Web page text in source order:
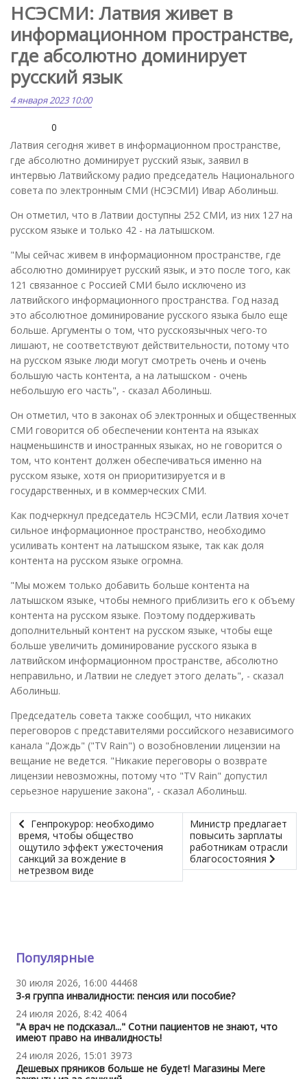
НСЭСМИ: Латвия живет в
информационном пространстве,
где абсолютно доминирует
русский язык
4 января 2023 10:00
0
Латвия сегодня живет в информационном пространстве,
где абсолютно доминирует русский язык, заявил в
интервью Латвийскому радио председатель Национального
совета по электронным СМИ (НСЭСМИ) Ивар Аболиньш.
Он отметил, что в Латвии доступны 252 СМИ, из них 127 на
русском языке и только 42 - на латышском.
"Мы сейчас живем в информационном пространстве, где
абсолютно доминирует русский язык, и это после того, как
121 связанное с Россией СМИ было исключено из
латвийского информационного пространства. Год назад
это абсолютное доминирование русского языка было еще
больше. Аргументы о том, что русскоязычных чего-то
лишают, не соответствуют действительности, потому что
на русском языке люди могут смотреть очень и очень
большую часть контента, а на латышском - очень
небольшую его часть", - сказал Аболиньш.
Он отметил, что в законах об электронных и общественных
СМИ говорится об обеспечении контента на языках
нацменьшинств и иностранных языках, но не говорится о
том, что контент должен обеспечиваться именно на
русском языке, хотя он приоритизируется и в
государственных, и в коммерческих СМИ.
Как подчеркнул председатель НСЭСМИ, если Латвия хочет
сильное информационное пространство, необходимо
усиливать контент на латышском языке, так как доля
контента на русском языке огромна.
"Мы можем только добавить больше контента на
латышском языке, чтобы немного приблизить его к объему
контента на русском языке. Поэтому поддерживать
дополнительный контент на русском языке, чтобы еще
больше увеличить доминирование русского языка в
латвийском информационном пространстве, абсолютно
неправильно, и Латвии не следует этого делать", - сказал
Аболиньш.
Председатель совета также сообщил, что никаких
переговоров с представителями российского независимого
канала "Дождь" ("TV Rain") о возобновлении лицензии на
вещание не ведется. "Никакие переговоры о возврате
лицензии невозможны, потому что "TV Rain" допустил
серьезное нарушение закона", - сказал Аболиньш.
Генпрокурор: необходимо
время, чтобы общество
ощутило эффект ужесточения
санкций за вождение в
нетрезвом виде
Министр предлагает
повысить зарплаты
работникам отрасли
благосостояния
Популярные
30 июля 2026, 16:00 44468
3-я группа инвалидности: пенсия или пособие?
24 июля 2026, 8:42 4064
"А врач не подсказал..." Сотни пациентов не знают, что
имеют право на инвалидность!
24 июля 2026, 15:01 3973
Дешевых пряников больше не будет! Магазины Mere